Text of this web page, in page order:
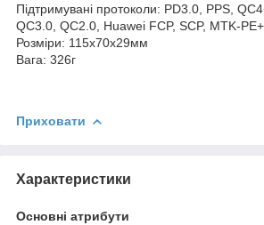
Підтримувані протоколи: PD3.0, PPS,
QC3.0, QC2.0, Huawei FCP, SCP, MTK-
Розміри: 115x70x29мм
Вага: 326г
Приховати
Характеристики
Основні атрибути